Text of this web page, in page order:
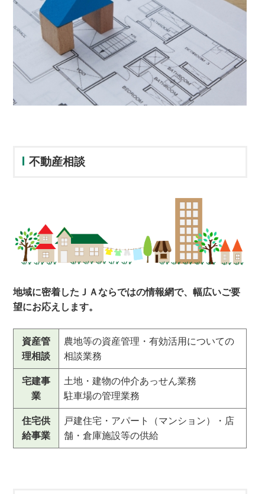
不動産相談
地域に密着したＪＡならではの情報網で、幅広いご要
望にお応えします。
資産管
理相談
農地等の資産管理・有効活用についての
相談業務
宅建事
業
土地・建物の仲介あっせん業務
駐車場の管理業務
住宅供
給事業
戸建住宅・アパート（マンション）・店
舗・倉庫施設等の供給